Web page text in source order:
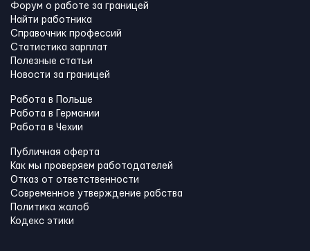
Форум о работе за границей
Найти работника
Справочник профессий
Статистика зарплат
Полезные статьи
Новости за границей
Работа в Польше
Работа в Германии
Работа в Чехии
Публичная оферта
Как мы проверяем работодателей
Отказ от ответственности
Современное утверждение рабства
Политика жалоб
Кодекс этики